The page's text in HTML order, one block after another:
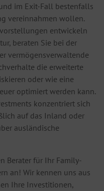
im Exit-Fall bestenfalls
vereinnahmen wollen.
entwickeln
beraten Sie bei der
vermögensverwaltende
die erweiterte
oder wie eine
optimiert werden kann.
konzentriert sich
auf das Inland oder
ausländische
Berater für Ihr Family-
an! Wir kennen uns aus
Ihre Investitionen,